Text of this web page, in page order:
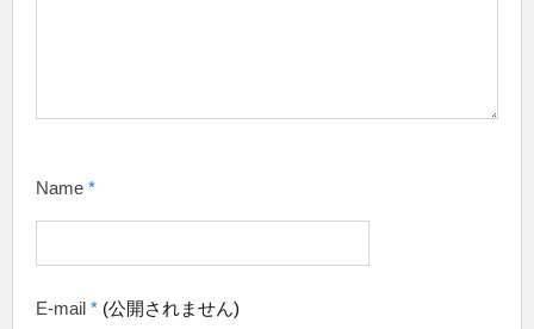
Name *
E-mail * (公開されません)